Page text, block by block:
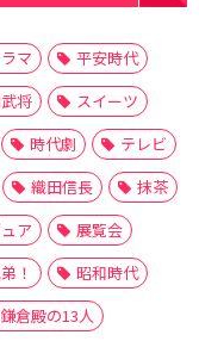
マ
平安時代
将
スイーツ
時代劇
テレビ
織田信長
抹茶
ア
展覧会
！
昭和時代
鎌倉殿の13人